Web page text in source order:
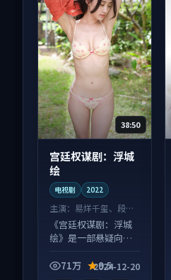
38:50
宫廷权谋剧：浮城
绘
电视剧 2022
主演： 易烊千玺、段奕
宏 等
《宫廷权谋剧：浮城
绘》是一部悬疑向电
长为内核，情感戏份
71万 9.5
2024-12-20